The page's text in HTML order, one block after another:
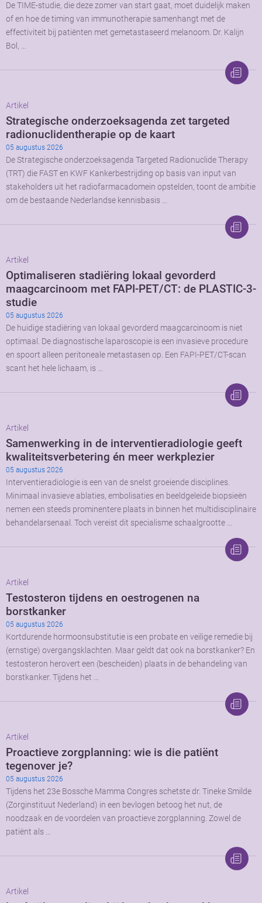
De TIME-studie, die deze zomer van start gaat, moet duidelijk maken
of en hoe de timing van immunotherapie samenhangt met de
effectiviteit bij patiënten met gemetastaseerd melanoom. Dr. Kalijn
Bol, …
Artikel
Strategische onderzoeksagenda zet targeted
radionuclidentherapie op de kaart
05 augustus 2026
De Strategische onderzoeksagenda Targeted Radionuclide Therapy
(TRT) die FAST en KWF Kankerbestrijding op basis van input van
stakeholders uit het radiofarmacadomein opstelden, toont de ambitie
om de bestaande Nederlandse kennisbasis …
Artikel
Optimaliseren stadiëring lokaal gevorderd
maagcarcinoom met FAPI-PET/CT: de PLASTIC-3-
studie
05 augustus 2026
De huidige stadiëring van lokaal gevorderd maagcarcinoom is niet
optimaal. De diagnostische laparoscopie is een invasieve procedure
en spoort alleen peritoneale metastasen op. Een FAPI-PET/CT-scan
scant het hele lichaam, is …
Artikel
Samenwerking in de interventieradiologie geeft
kwaliteitsverbetering én meer werkplezier
05 augustus 2026
Interventieradiologie is een van de snelst groeiende disciplines.
Minimaal invasieve ablaties, embolisaties en beeldgeleide biopsieën
nemen een steeds prominentere plaats in binnen het multidisciplinaire
behandelarsenaal. Toch vereist dit specialisme schaalgrootte …
Artikel
Testosteron tijdens en oestrogenen na
borstkanker
05 augustus 2026
Kortdurende hormoonsubstitutie is een probate en veilige remedie bij
(ernstige) overgangsklachten. Maar geldt dat ook na borstkanker? En
testosteron herovert een (bescheiden) plaats in de behandeling van
borstkanker. Tijdens het …
Artikel
Proactieve zorgplanning: wie is die patiënt
tegenover je?
05 augustus 2026
Tijdens het 23e Bossche Mamma Congres schetste dr. Tineke Smilde
(Zorginstituut Nederland) in een bevlogen betoog het nut, de
noodzaak en de voordelen van proactieve zorgplanning. Zowel de
patiënt als …
Artikel